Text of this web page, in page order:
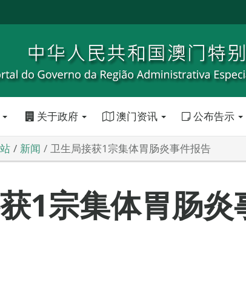
关于政府 澳门资讯 公布告示
新闻 卫生局接获1宗集体胃肠炎事件报告
1宗集体胃肠炎